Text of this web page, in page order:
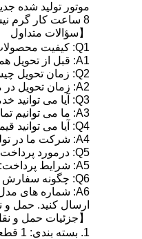
موتور تولید شده جدید
8 ساعت کار گرم نیست ، دستگاه رنگ آمیزی مه شکن کارآمد است.
【سؤالات متداول
Q1: کیفیت محصولات شما چگونه است؟
A1: قبل از تحویل همه کالاها را یک به یک بررسی خواهیم کرد!
Q2: زمان تحویل چیست؟
A2: زمان تحویل در مدت 7 روز با سهام است.
Q3: آیا می توانید خدمات نصب را قبول کنید؟
A3: ما می توانیم تمام کالاهای آرایش دائمی را به عنوان نمونه شما طراحی کنیم. و با تیم طراحی پیشرفته ، سفارشات نصب شده بسیار استقبال می شود.
Q4: آیا می توانید قیمت رقابتی ارائه دهید؟
A4: شرکت ما در تولید و فروش محصولات آرایش دائمی با کیفیت بالا (خال کوبی) با قیمت کارخانه تخصص دارد. امیدواریم با مشتریان خود موقعیتی برد و برد ایجاد کنیم.
Q5: درمورد پرداخت چیست؟
A5: شرایط پرداخت: Western Union ، PayPal ، T / T ، HSBC و غیره
Q6: چگونه سفارش را تنظیم کنیم؟
ارسال کنید. حمل
【جزئیات حمل و
1. بسته بندی: 1 قطعه / مجموعه